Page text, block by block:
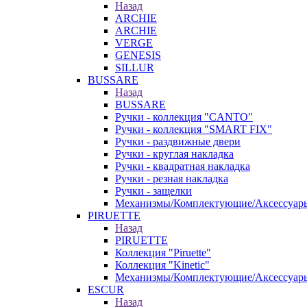
Назад
ARCHIE
ARCHIE
VERGE
GENESIS
SILLUR
BUSSARE
Назад
BUSSARE
Ручки - коллекция "CANTO"
Ручки - коллекция "SMART FIX"
Ручки - раздвижные двери
Ручки - круглая накладка
Ручки - квадратная накладка
Ручки - резная накладка
Ручки - защелки
Механизмы/Комплектующие/
PIRUETTE
Назад
PIRUETTE
Коллекция "Piruette"
Коллекция "Kinetic"
Механизмы/Комплектующие/
ESCUR
Назад